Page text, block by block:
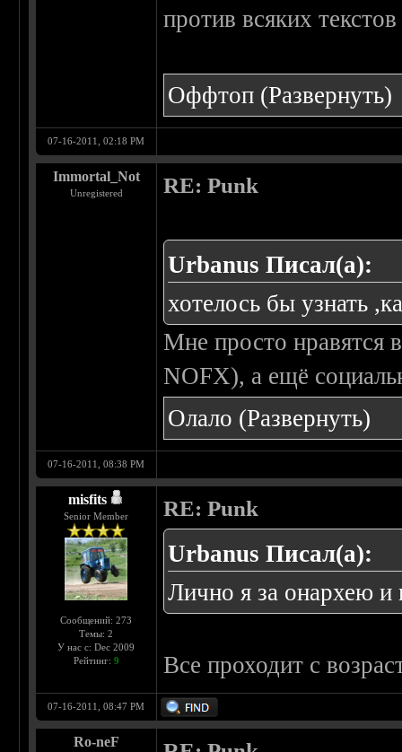
против всяких
Оффтоп (Развернуть)
07-16-2011, 02:18 PM
Immortal_Not
Unregistered RE: Punk
Urbanus Писал(а):
хотелось бы узнать
Мне просто нравятся
NOFX), а ещё
Олало (Развернуть)
07-16-2011, 08:38 PM
misfits
Senior Member
Сообщений: 273
Темы: 2
У нас с: Dec 2009
Рейтинг: 9
RE: Punk
Urbanus Писал(а):
Лично я за онархею и
Все проходит с
07-16-2011, 08:47 PM
Ro-neF